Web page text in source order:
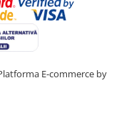
E-commerce by